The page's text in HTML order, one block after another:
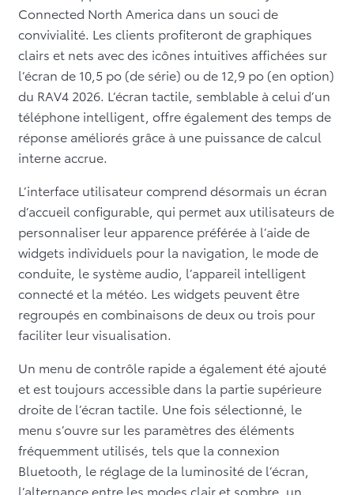
Connected North America dans un souci de
convivialité. Les clients profiteront de graphiques
clairs et nets avec des icônes intuitives affichées sur
l’écran de 10,5 po (de série) ou de 12,9 po (en option)
du RAV4 2026. L’écran tactile, semblable à celui d’un
téléphone intelligent, offre également des temps de
réponse améliorés grâce à une puissance de calcul
interne accrue.
L’interface utilisateur comprend désormais un écran
d’accueil configurable, qui permet aux utilisateurs de
personnaliser leur apparence préférée à l’aide de
widgets individuels pour la navigation, le mode de
conduite, le système audio, l’appareil intelligent
connecté et la météo. Les widgets peuvent être
regroupés en combinaisons de deux ou trois pour
faciliter leur visualisation.
Un menu de contrôle rapide a également été ajouté
et est toujours accessible dans la partie supérieure
droite de l’écran tactile. Une fois sélectionné, le
menu s’ouvre sur les paramètres des éléments
fréquemment utilisés, tels que la connexion
Bluetooth, le réglage de la luminosité de l’écran,
l’alternance entre les modes clair et sombre, un